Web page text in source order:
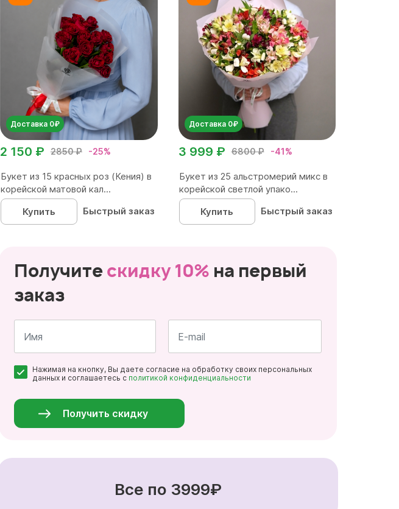
Доставка 0₽
2850 ₽ -25%
2 150 ₽
Букет из 15 красных роз (Кения) в
корейской матовой кал...
Купить
Быстрый заказ
Доставка 0₽
6800 ₽ -41%
3 999 ₽
Букет из 25 альстромерий микс в
корейской светлой упако...
Купить
Быстрый заказ
Получитескидку 10% на первый
заказ
*
*
Нажимая на кнопку, Вы даете согласие на обработку своих персональных
данных и соглашаетесь с политикой конфиденциальности
Получить скидку
Все по 3999₽